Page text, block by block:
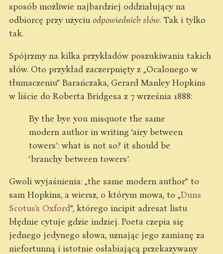
sposób możliwie najbardziej oddziałujący na
odbiorcę przy użyciu odpowiednich słów. Tak i tylko
tak.
Spójrzmy na kilka przykładów poszukiwania takich
słów. Oto przykład zaczerpnięty z „Ocalonego w
tłumaczeniu” Barańczaka, Gerard Manley Hopkins
w liście do Roberta Bridgesa z 7 września 1888:
By the bye you misquote the same
modern author in writing ‘airy between
towers’: what is not so? it should be
‘branchy between towers’.
Gwoli wyjaśnienia: „the same modern author” to
sam Hopkins, a wiersz, o którym mowa, to „Duns
Scotus's Oxford”, którego incipit adresat listu
błędnie cytuje gdzie indziej. Poeta czepia się
jednego jedynego słowa, uznając jego zamianę za
niefortunną i istotnie osłabiającą przekazywany